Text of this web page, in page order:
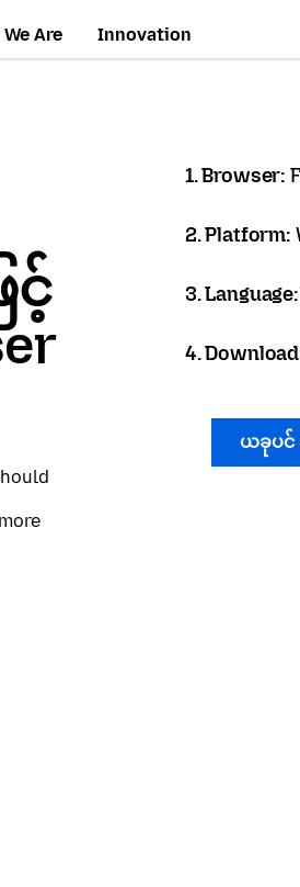
Are Innovation
င့်
1. Browser:
2. Platform:
3. Language:
4.
ယခုပင်